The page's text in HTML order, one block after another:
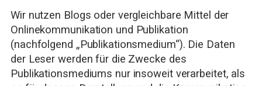
Wir nutzen Blogs oder vergleichbare Mittel der
Onlinekommunikation und Publikation
(nachfolgend „Publikationsmedium“). Die Daten
der Leser werden für die Zwecke des
Publikationsmediums nur insoweit verarbeitet, als